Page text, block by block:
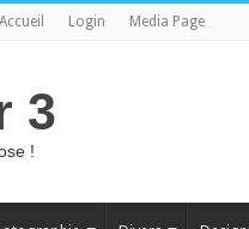
Accueil Login Media Page
3
!